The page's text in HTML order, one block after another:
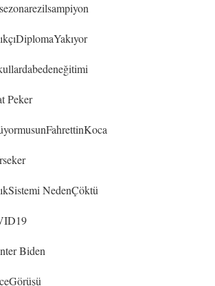
Peker
NedenÇöktü
Biden